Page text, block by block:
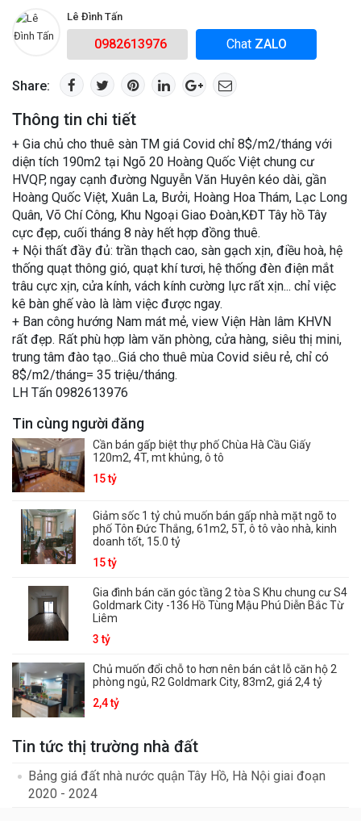
Lê Đình Tấn
0982613976 Chat ZALO
Share:
Thông tin chi tiết
+ Gia chủ cho thuê sàn TM giá Covid chỉ 8$/m2/tháng với
diện tích 190m2 tại Ngõ 20 Hoàng Quốc Việt chung cư
HVQP, ngay cạnh đường Nguyễn Văn Huyên kéo dài, gần
Hoàng Quốc Việt, Xuân La, Bưởi, Hoàng Hoa Thám, Lạc Long
Quân, Võ Chí Công, Khu Ngoại Giao Đoàn,KĐT Tây hồ Tây
cực đẹp, cuối tháng 8 này hết hợp đồng thuê.
+ Nội thất đầy đủ: trần thạch cao, sàn gạch xịn, điều hoà, hệ
thống quạt thông gió, quạt khí tươi, hệ thống đèn điện mắt
trâu cực xịn, cửa kính, vách kính cường lực rất xịn... chỉ việc
kê bàn ghế vào là làm việc được ngay.
+ Ban công hướng Nam mát mẻ, view Viện Hàn lâm KHVN
rất đẹp. Rất phù hợp làm văn phòng, cửa hàng, siêu thị mini,
trung tâm đào tạo...Giá cho thuê mùa Covid siêu rẻ, chỉ có
8$/m2/tháng= 35 triệu/tháng.
LH Tấn 0982613976
Tin cùng người đăng
Cần bán gấp biệt thự phố Chùa Hà Cầu Giấy
120m2, 4T, mt khủng, ô tô
15 tỷ
Giảm sốc 1 tỷ chủ muốn bán gấp nhà mặt ngõ to
phố Tôn Đức Thắng, 61m2, 5T, ô tô vào nhà, kinh
doanh tốt, 15.0 tỷ
15 tỷ
Gia đình bán căn góc tầng 2 tòa S Khu chung cư S4
Goldmark City -136 Hồ Tùng Mậu Phú Diễn Bắc Từ
Liêm
3 tỷ
Chủ muốn đổi chỗ to hơn nên bán cắt lỗ căn hộ 2
phòng ngủ, R2 Goldmark City, 83m2, giá 2,4 tỷ
2,4 tỷ
Tin tức thị trường nhà đất
Bảng giá đất nhà nước quận Tây Hồ, Hà Nội giai đoạn
2020 - 2024